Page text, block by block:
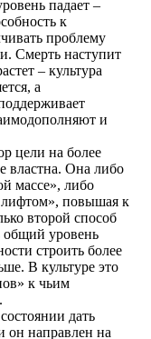
падает –
к
проблему
Смерть наступит
– культура
а
и
цели на более
властна. Она либо
массе», либо
повышая к
второй способ
общий уровень
строить более
В культуре это
к чьим
дать
он направлен на